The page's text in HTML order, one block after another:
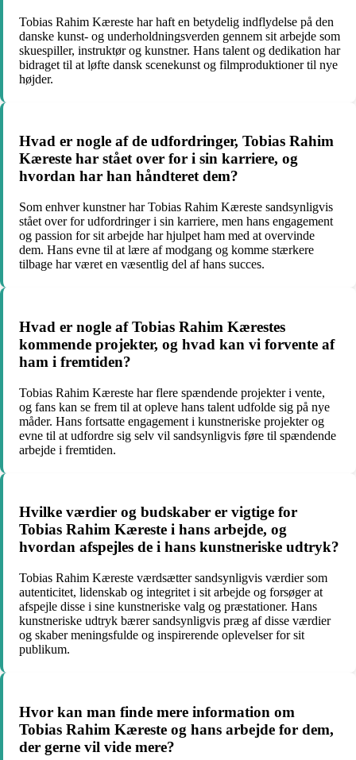
Tobias Rahim Kæreste har haft en betydelig indflydelse på den
danske kunst- og underholdningsverden gennem sit arbejde som
skuespiller, instruktør og kunstner. Hans talent og dedikation har
bidraget til at løfte dansk scenekunst og filmproduktioner til nye
højder.
Hvad er nogle af de udfordringer, Tobias Rahim
Kæreste har stået over for i sin karriere, og
hvordan har han håndteret dem?
Som enhver kunstner har Tobias Rahim Kæreste sandsynligvis
stået over for udfordringer i sin karriere, men hans engagement
og passion for sit arbejde har hjulpet ham med at overvinde
dem. Hans evne til at lære af modgang og komme stærkere
tilbage har været en væsentlig del af hans succes.
Hvad er nogle af Tobias Rahim Kærestes
kommende projekter, og hvad kan vi forvente af
ham i fremtiden?
Tobias Rahim Kæreste har flere spændende projekter i vente,
og fans kan se frem til at opleve hans talent udfolde sig på nye
måder. Hans fortsatte engagement i kunstneriske projekter og
evne til at udfordre sig selv vil sandsynligvis føre til spændende
arbejde i fremtiden.
Hvilke værdier og budskaber er vigtige for
Tobias Rahim Kæreste i hans arbejde, og
hvordan afspejles de i hans kunstneriske udtryk?
Tobias Rahim Kæreste værdsætter sandsynligvis værdier som
autenticitet, lidenskab og integritet i sit arbejde og forsøger at
afspejle disse i sine kunstneriske valg og præstationer. Hans
kunstneriske udtryk bærer sandsynligvis præg af disse værdier
og skaber meningsfulde og inspirerende oplevelser for sit
publikum.
Hvor kan man finde mere information om
Tobias Rahim Kæreste og hans arbejde for dem,
der gerne vil vide mere?